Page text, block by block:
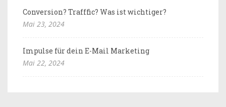
Conversion? Trafffic? Was ist wichtiger?
Mai 23, 2024
Impulse für dein E-Mail Marketing
Mai 22, 2024